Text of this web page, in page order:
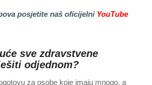
posjetite naš oficijelni YouTube
sve zdravstvene
odjednom?
za osobe koje imaju mnogo, a